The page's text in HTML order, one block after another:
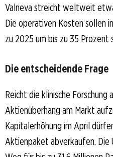
Valneva streicht weltweit
Die operativen Kosten sollen
zu 2025 um bis zu 35 Prozent
Die entscheidende Frage
Reicht die klinische Forschung
Aktienüberhang am Markt
Kapitalerhöhung im April
Aktienpaket abverkaufen. Die